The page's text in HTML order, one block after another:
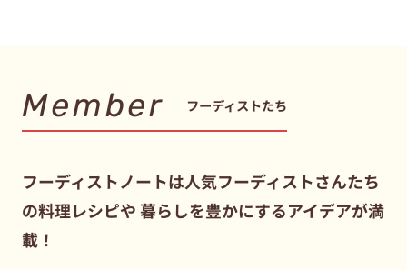
Member フーディストたち
フーディストノートは人気フーディストさんたち
の料理レシピや暮らしを豊かにするアイデアが満
載！